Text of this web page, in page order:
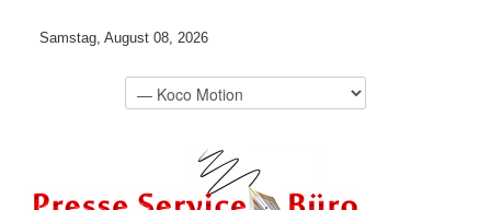
Samstag, August 08, 2026